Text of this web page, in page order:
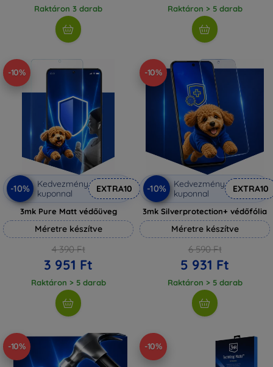
Raktáron 3 darab Raktáron > 5 darab
-10%
-10%
Kedvezmény
kuponnal
EXTRA10
3mk Pure Matt védőüveg
Méretre készítve
4 390 Ft
3 951 Ft
Raktáron > 5 darab
-10%
-10%
Kedvezmény
kuponnal
EXTRA10
3mk Silverprotection+ védőfólia
Méretre készítve
6 590 Ft
5 931 Ft
Raktáron > 5 darab
-10% -10%